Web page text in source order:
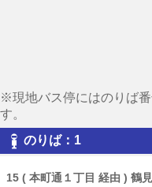
※現地バス停にはのりば
す。
のりば：1
15 ( 本町通１丁目 経由 ) 鶴